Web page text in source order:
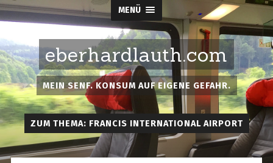
MENÜ
eberhardlauth.com
MEIN SENF. KONSUM AUF EIGENE GEFAHR.
ZUM THEMA: FRANCIS INTERNATIONAL AIRPORT